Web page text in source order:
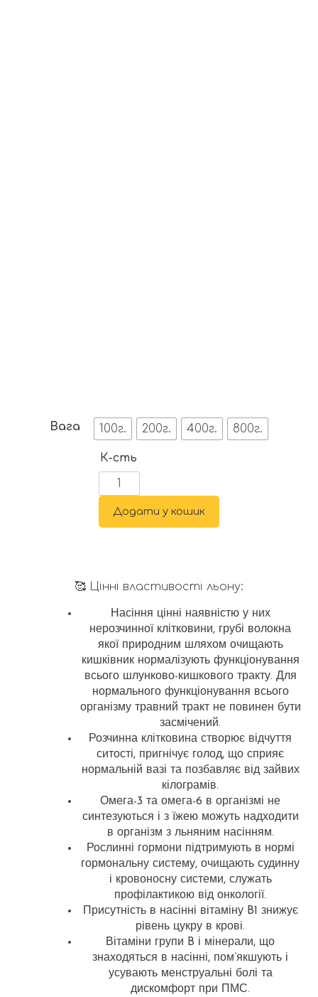
Вага 100г. 200г. 400г. 800г.
К-сть
Додати у кошик
🥰 Цінні властивості льону:
Насіння цінні наявністю у них
нерозчинної клітковини, грубі волокна
якої природним шляхом очищають
кишківник нормалізують функціонування
всього шлунково-кишкового тракту. Для
нормального функціонування всього
організму травний тракт не повинен бути
засмічений.
Розчинна клітковина створює відчуття
ситості, пригнічує голод, що сприяє
нормальній вазі та позбавляє від зайвих
кілограмів.
Омега-3 та омега-6 в організмі не
синтезуються і з їжею можуть надходити
в організм з льняним насінням.
Рослинні гормони підтримують в нормі
гормональну систему, очищають судинну
і кровоносну системи, служать
профілактикою від онкології.
Присутність в насінні вітаміну B1 знижує
рівень цукру в крові.
Вітаміни групи B і мінерали, що
знаходяться в насінні, пом’якшують і
усувають менструальні болі та
дискомфорт при ПМС.